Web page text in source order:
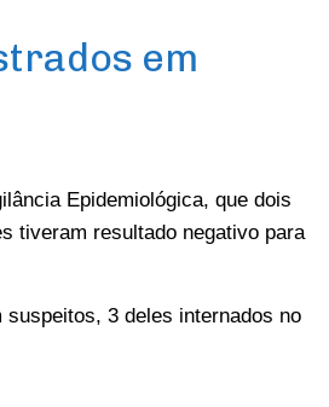
em
Epidemiológica, que dois
tiveram resultado negativo para
3 deles internados no